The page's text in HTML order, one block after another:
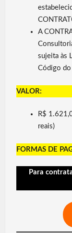
A
sujeita às
Código
VALOR:
R$
reais)
FORMAS DE
Para